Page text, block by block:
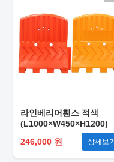
라인베리어휀스 적색
(L1000×W450×H1200)
246,000 원
상세보기